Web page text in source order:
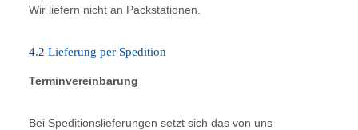
Wir liefern nicht an Packstationen.
4.2 Lieferung per Spedition
Terminvereinbarung
Bei Speditionslieferungen setzt sich das von uns